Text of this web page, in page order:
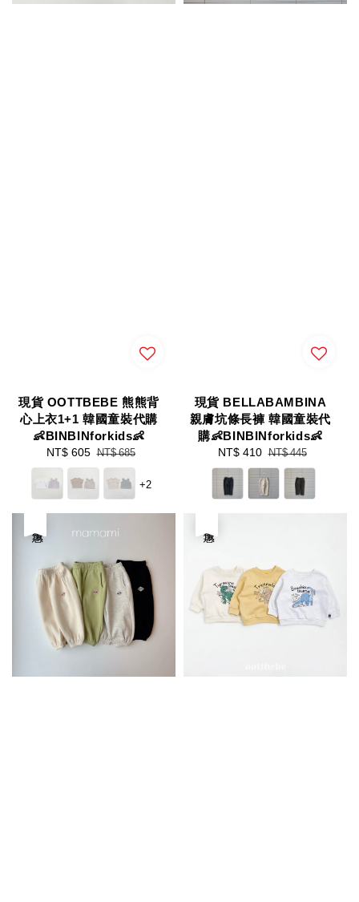
現貨 OOTTBEBE 熊熊背
心上衣1+1 韓國童裝代購
👶BINBINforkids👶
Sale
price
NT$ 605 Regular
price
NT$ 685
+2
現貨 BELLABAMBINA
親膚坑條長褲 韓國童裝代
購👶BINBINforkids👶
Sale
price
NT$ 410 Regular
price
NT$ 445